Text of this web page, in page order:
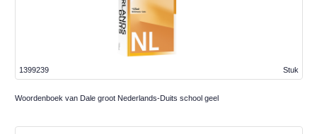
Stuk
1399239
Woordenboek van Dale groot Nederlands-Duits school geel